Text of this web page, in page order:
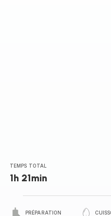
TEMPS TOTAL
1h 21min
PRÉPARATION